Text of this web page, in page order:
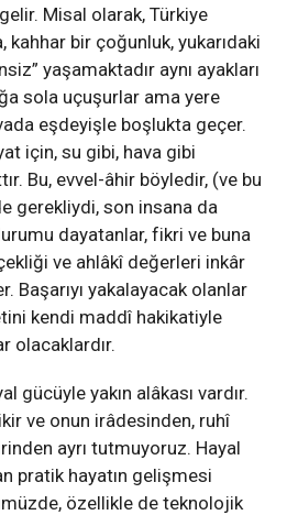
Misal olarak, Türkiye
kahhar bir çoğunluk, yukarıdaki
yaşamaktadır aynı ayakları
sola uçuşurlar ama yere
eşdeyişle boşlukta geçer.
için, su gibi, hava gibi
Bu, evvel-âhir böyledir, (ve bu
gerekliydi, son insana da
dayatanlar, fikri ve buna
ve ahlâkî değerleri inkâr
Başarıyı yakalayacak olanlar
kendi maddî hakikatiyle
olacaklardır.
gücüyle yakın alâkası vardır.
ve onun irâdesinden, ruhî
ayrı tutmuyoruz. Hayal
pratik hayatın gelişmesi
özellikle de teknolojik